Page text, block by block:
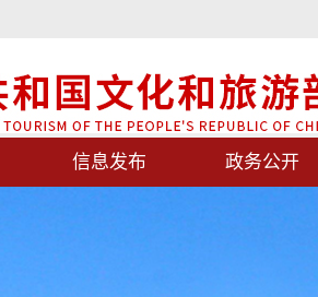
信息发布 政务公开